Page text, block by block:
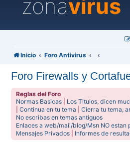
zonavirus
Inicio Foro Antivirus
Foro Firewalls y
Reglas del Foro
Normas Basicas
Los Titulos, dicen
|Continua en tu tema |Cierra tu tema,
No escribas en temas antiguos
Enlaces a web/mail/blog/Msn NO estan
Mensajes Privados
Informes de